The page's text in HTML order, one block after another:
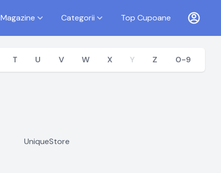
Magazine Categorii Top Cupoane
T U V W X Y Z 0-9
UniqueStore